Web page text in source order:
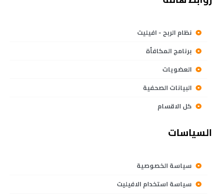
نظام الربح - افيليت
برنامج المكافأة
العضويات
البيانات الصحفية
كل الاقسام
السياسات
سياسة الخصوصية
سياسة استخدام الافيليت